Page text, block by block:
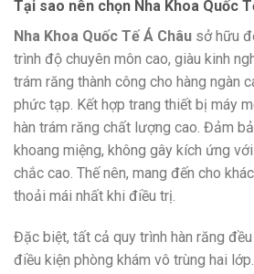
Tại sao nên chọn Nha Khoa Quốc
Nha Khoa Quốc Tế Á Châu sở hữu
trình độ chuyên môn cao, giàu kinh
trám răng thành công cho hàng ngàn
phức tạp. Kết hợp trang thiết bị máy
hàn trám răng chất lượng cao. Đảm
khoang miệng, không gây kích ứng
chắc cao. Thế nên, mang đến cho
thoải mái nhất khi điều trị.
Đặc biệt, tất cả quy trình hàn răng
điều kiện phòng khám vô trùng hai